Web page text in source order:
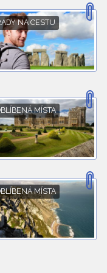
NA CESTU
MÍSTA
MÍSTA